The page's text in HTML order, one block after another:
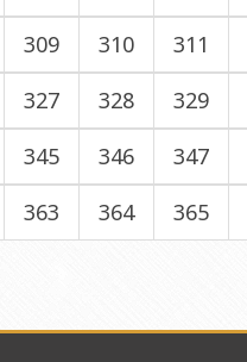
309 310 311
327 328 329
345 346 347
363 364 365